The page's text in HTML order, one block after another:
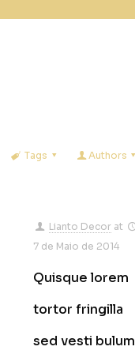
Tags Authors
Lianto Decor at
7 de Maio de 2014
Quisque lorem
tortor fringilla
sed vesti bulum